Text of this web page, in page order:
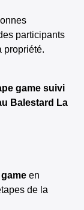
participants
propriété.
game suivi
Balestard La
en
de la